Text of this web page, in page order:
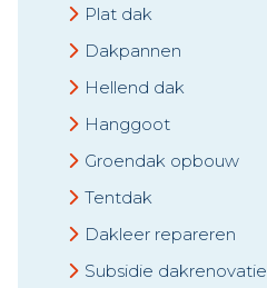
Plat dak
Dakpannen
Hellend dak
Hanggoot
Groendak opbouw
Tentdak
Dakleer repareren
Subsidie dakrenovatie